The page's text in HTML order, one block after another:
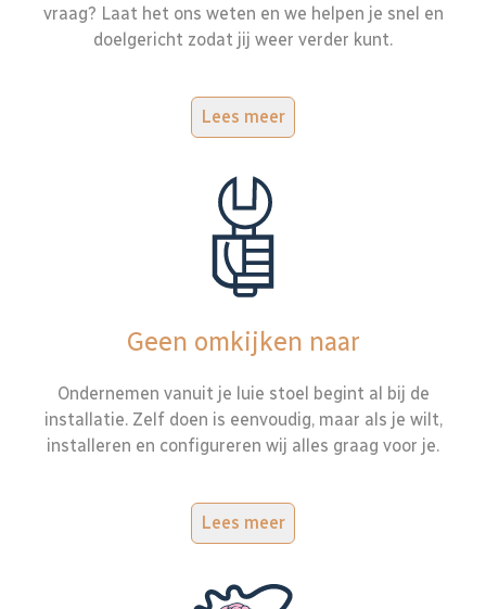
vraag? Laat het ons weten en we helpen je snel en
doelgericht zodat jij weer verder kunt.
Lees meer
Geen omkijken naar
Ondernemen vanuit je luie stoel begint al bij de
installatie. Zelf doen is eenvoudig, maar als je wilt,
installeren en configureren wij alles graag voor je.
Lees meer